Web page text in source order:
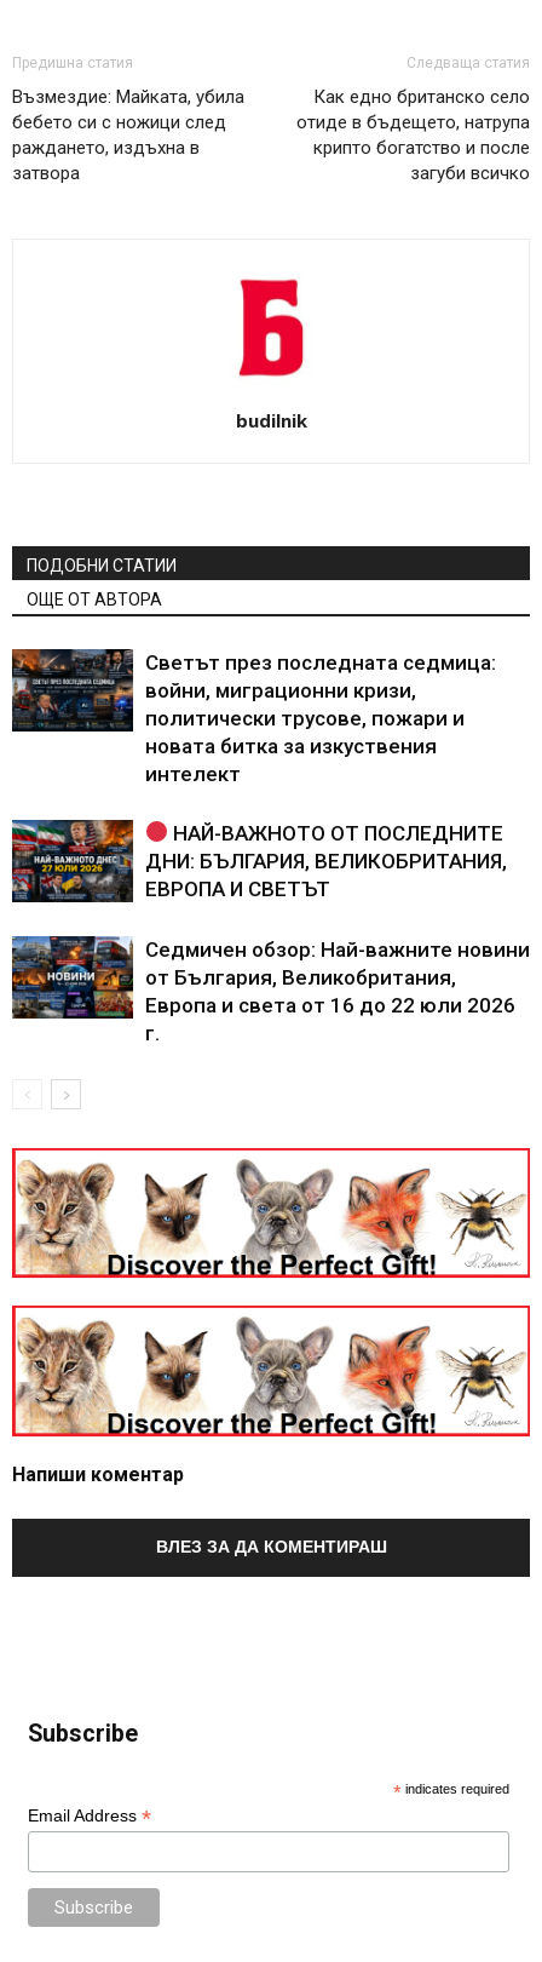
Предишна статия
Възмездие: Майката, убила
бебето си с ножици след
раждането, издъхна в
затвора
Следваща статия
Как едно британско село
отиде в бъдещето, натрупа
крипто богатство и после
загуби всичко
budilnik
ПОДОБНИ СТАТИИ
ОЩЕ ОТ АВТОРА
Светът през последната седмица:
войни, миграционни кризи,
политически трусове, пожари и
новата битка за изкуствения
интелект
НАЙ-ВАЖНОТО ОТ ПОСЛЕДНИТЕ
ДНИ: БЪЛГАРИЯ, ВЕЛИКОБРИТАНИЯ,
ЕВРОПА И СВЕТЪТ
Седмичен обзор: Най-важните новини
от България, Великобритания,
Европа и света от 16 до 22 юли 2026
г.
Напиши коментар
ВЛЕЗ ЗА ДА КОМЕНТИРАШ
Subscribe
* indicates required
Email Address *